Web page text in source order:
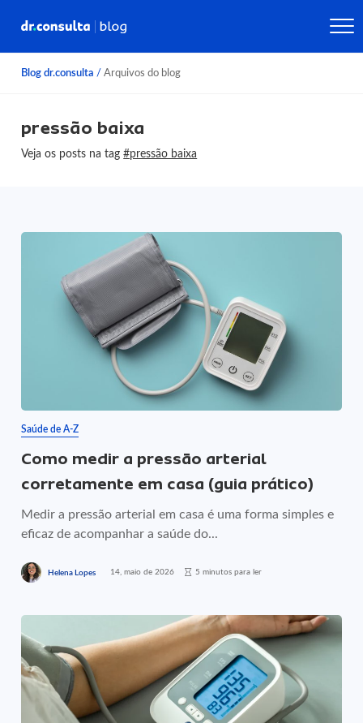
Blog dr.consulta / Arquivos do blog
pressão baixa
Veja os posts na tag#pressão baixa
Saúde de A-Z
Como medir a pressão arterial
corretamente em casa (guia prático)
Medir a pressão arterial em casa é uma forma simples e
eficaz de acompanhar a saúde do...
Helena Lopes 14, maio de 2026 5 minutos para ler